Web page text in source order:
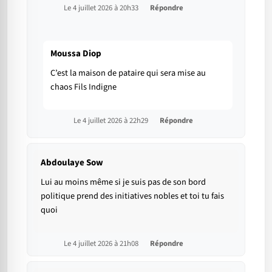
Le 4 juillet 2026 à 20h33 Répondre
Moussa Diop
C’est la maison de pataire qui sera mise au
chaos Fils Indigne
Le 4 juillet 2026 à 22h29 Répondre
Abdoulaye Sow
Lui au moins même si je suis pas de son bord
politique prend des initiatives nobles et toi tu fais
quoi
Le 4 juillet 2026 à 21h08 Répondre